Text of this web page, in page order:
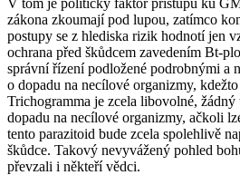
zákona zkoumají pod lupou, zatímco
postupy se z hlediska rizik hodnotí jen
ochrana před škůdcem zavedením Bt-
správní řízení podložené podrobnými a
o dopadu na necílové organizmy,
Trichogramma je zcela libovolné, žádný
dopadu na necílové organizmy, ačkoli
tento parazitoid bude zcela spolehlivě
škůdce. Takový nevyvážený pohled
převzali i někteří vědci.